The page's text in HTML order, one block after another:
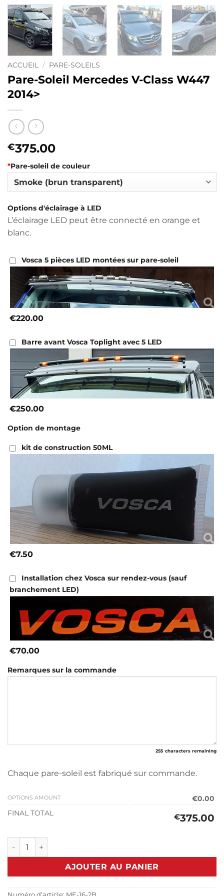
ACCUEIL / PARE-SOLEILS
Pare-Soleil Mercedes V-Class W447
2014>
€375.00
*Pare-soleil de couleur
Options d'éclairage à LED
L’éclairage LED peut être connecté en orange et
blanc.
Vosca 5 pièces LED montées sur pare-soleil
€220.00
Barre avant Vosca Toplight avec 5 LED
€250.00
Option de montage
kit de construction 50ML
€7.50
Installation chez Vosca sur rendez-vous (sauf
branchement LED)
€70.00
Remarques sur la commande
255 characters remaining
Chaque pare-soleil est fabriqué sur commande.
OPTIONS AMOUNT
€0.00
FINAL TOTAL
€375.00
quantité de Pare-Soleil Mercedes V-Class W447 2014>
AJOUTER AU PANIER